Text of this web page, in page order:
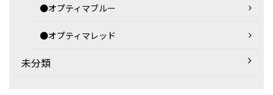
●オプティマブルー
●オプティマレッド
未分類